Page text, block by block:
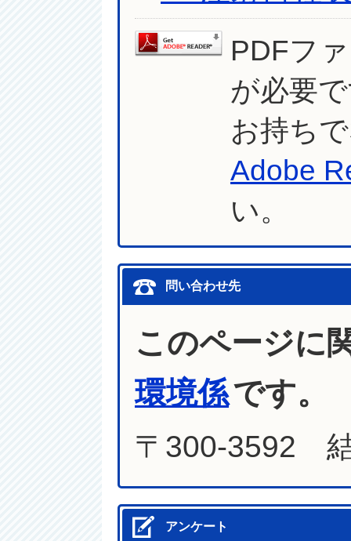
PDFフ
が必要
お持ち
Adobe
い。
問い合わせ先
このページに
環境係です。
〒300-3592
アンケート